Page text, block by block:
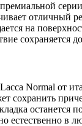
отличный
на
сохраняется
Normal от
сохранить
останется
естественно в